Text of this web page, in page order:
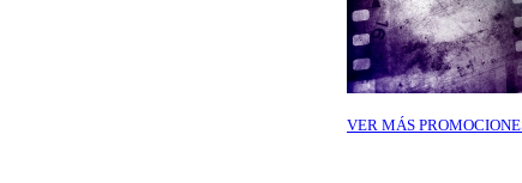
VER MÁS